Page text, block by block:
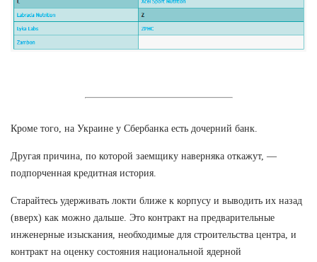
Кроме того, на Украине у Сбербанка есть дочерний банк.
Другая причина, по которой заемщику наверняка откажут, —
подпорченная кредитная история.
Старайтесь удерживать локти ближе к корпусу и выводить их назад
(вверх) как можно дальше. Это контракт на предварительные
инженерные изыскания, необходимые для строительства центра, и
контракт на оценку состояния национальной ядерной